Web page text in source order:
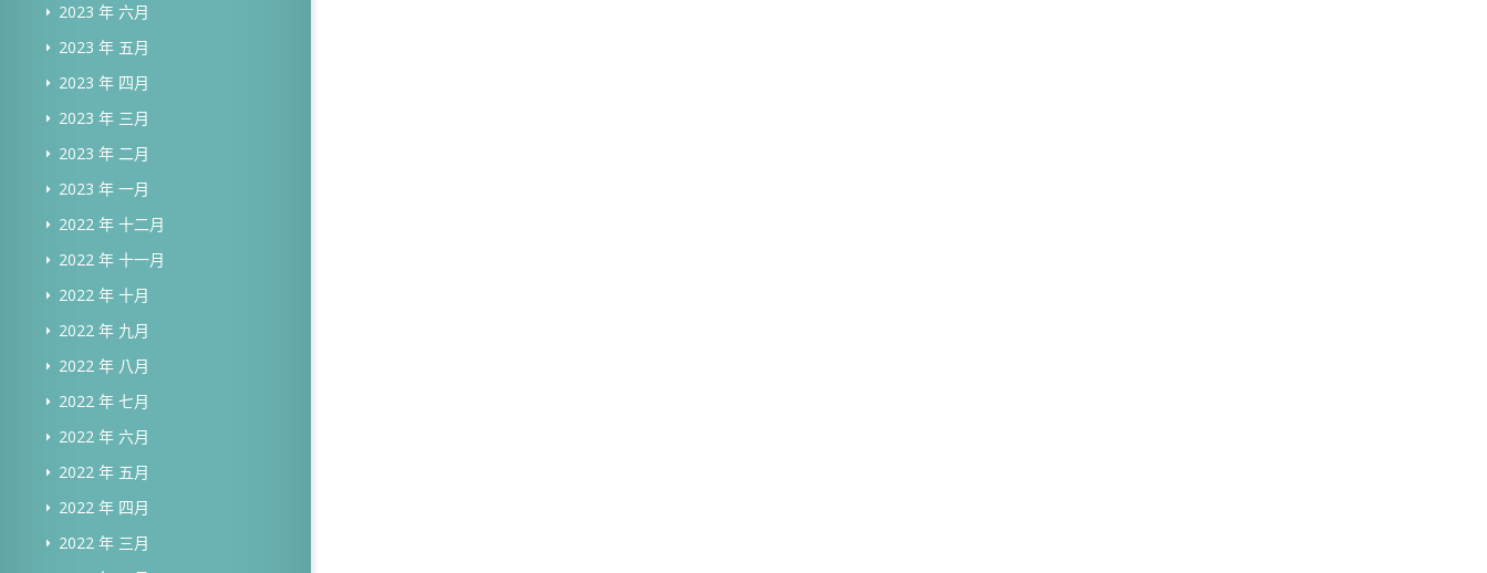
2023 年 六月
2023 年 五月
2023 年 四月
2023 年 三月
2023 年 二月
2023 年 一月
2022 年 十二月
2022 年 十一月
2022 年 十月
2022 年 九月
2022 年 八月
2022 年 七月
2022 年 六月
2022 年 五月
2022 年 四月
2022 年 三月